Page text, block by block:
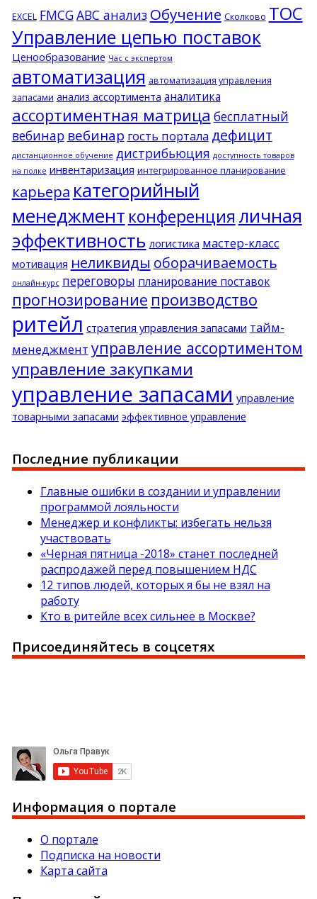
EXCEL FMCGАВС анализ Обучение Сколково ТОС
Управление цепью поставок
Ценообразование Час с экспертом
автоматизация автоматизация управления
запасами анализ ассортимента аналитика
ассортиментная матрица бесплатный
вебинар вебинар гость портала дефицит
дистанционное обучение дистрибьюция доступность товаров
на полке инвентаризация интегрированное планирование
карьера категорийный
менеджмент конференция личная
эффективность логистика мастер-класс
мотивация неликвиды оборачиваемость
онлайн-курс переговоры планирование поставок
прогнозирование производство
ритейл стратегия управления запасами тайм-
менеджмент управление ассортиментом
управление закупками
управление запасами управление
товарными запасами эффективное управление
Последние публикации
Главные ошибки в создании и управлении
программой лояльности
Менеджер и конфликты: избегать нельзя
участвовать
«Черная пятница -2018» станет последней
распродажей перед повышением НДС
12 типов людей, которых я бы не взял на
работу
Кто в ритейле всех сильнее в Москве?
Присоединяйтесь в соцсетях
Информация о портале
О портале
Подписка на новости
Карта сайта